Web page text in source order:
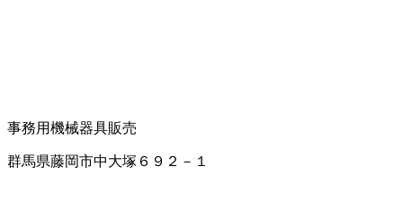
事務用機械器具販売
群馬県藤岡市中大塚６９２－１